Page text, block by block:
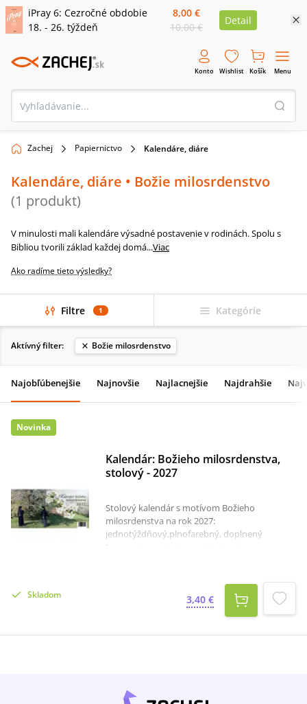
iPray 6: Cezročné obdobie
18. - 26. týždeň
8,00 €
10,00 €
Detail
Konto Wishlist Košík Menu
Zachej Papiernictvo Kalendáre, diáre
Kalendáre, diáre • Božie milosrdenstvo
(1 produkt)
V minulosti mali kalendáre výsadné postavenie v rodinách. Spolu s
Bibliou tvorili základ každej domá...Viac
Ako radíme tieto výsledky?
Filtre 1 Kategórie
Najobľúbenejšie Najnovšie Najlacnejšie Najdrahšie
Aktívný filter: Božie milosrdenstvo
Novinka
Kalendár: Božieho milosrdenstva,
stolový - 2027
Stolový kalendár s motívom Božieho
milosrdenstva na rok 2027:
jednotýždňový,plnofarebný, doplnený
fotografiami z duchovných aktivít,s
Skladom 3,40 €